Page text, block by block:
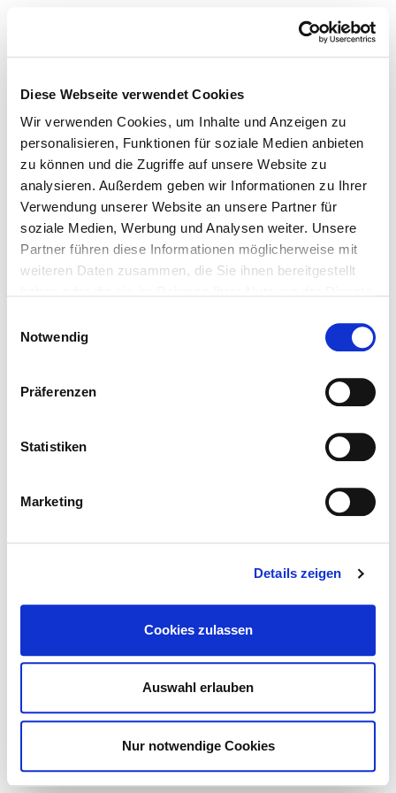
Diese Webseite verwendet Cookies
Wir verwenden Cookies, um Inhalte und Anzeigen zu
personalisieren, Funktionen für soziale Medien anbieten
zu können und die Zugriffe auf unsere Website zu
analysieren. Außerdem geben wir Informationen zu Ihrer
Verwendung unserer Website an unsere Partner für
soziale Medien, Werbung und Analysen weiter. Unsere
Partner führen diese Informationen möglicherweise mit
weiteren Daten zusammen, die Sie ihnen bereitgestellt
Notwendig
Präferenzen
Statistiken
Marketing
Details zeigen
Cookies zulassen
Auswahl erlauben
Nur notwendige Cookies